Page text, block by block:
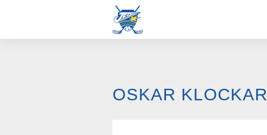
OSKAR KLOCKAR